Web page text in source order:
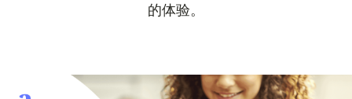
的体验。